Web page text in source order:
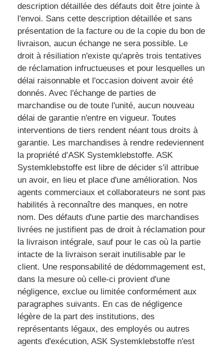
description détaillée des défauts doit être jointe à
l'envoi. Sans cette description détaillée et sans
présentation de la facture ou de la copie du bon de
livraison, aucun échange ne sera possible. Le
droit à résiliation n'existe qu'après trois tentatives
de réclamation infructueuses et pour lesquelles un
délai raisonnable et l'occasion doivent avoir été
donnés. Avec l'échange de parties de
marchandise ou de toute l'unité, aucun nouveau
délai de garantie n'entre en vigueur. Toutes
interventions de tiers rendent néant tous droits à
garantie. Les marchandises à rendre redeviennent
la propriété d’ASK Systemklebstoffe. ASK
Systemklebstoffe est libre de décider s'il attribue
un avoir, en lieu et place d'une amélioration. Nos
agents commerciaux et collaborateurs ne sont pas
habilités à reconnaître des manques, en notre
nom. Des défauts d'une partie des marchandises
livrées ne justifient pas de droit à réclamation pour
la livraison intégrale, sauf pour le cas où la partie
intacte de la livraison serait inutilisable par le
client. Une responsabilité de dédommagement est,
dans la mesure où celle-ci provient d'une
négligence, exclue ou limitée conformément aux
paragraphes suivants. En cas de négligence
légère de la part des institutions, des
représentants légaux, des employés ou autres
agents d'exécution, ASK Systemklebstoffe n'est